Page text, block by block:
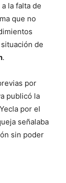
la falta de
que no
de
.
por
publicó la
por el
señalaba
sin poder